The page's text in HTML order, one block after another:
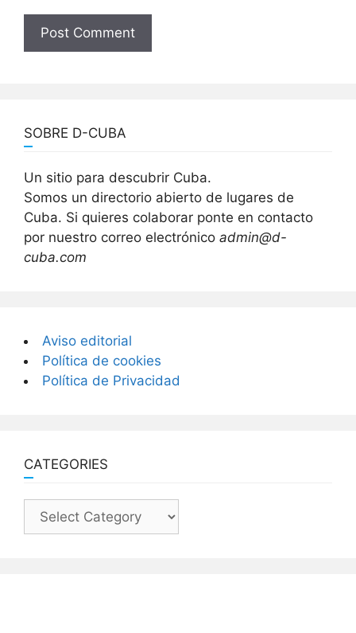
SOBRE D-CUBA
Un sitio para descubrir Cuba.
Somos un directorio abierto de lugares de
Cuba. Si quieres colaborar ponte en contacto
por nuestro correo electrónico admin@d-
cuba.com
Aviso editorial
Política de cookies
Política de Privacidad
CATEGORIES
Categories